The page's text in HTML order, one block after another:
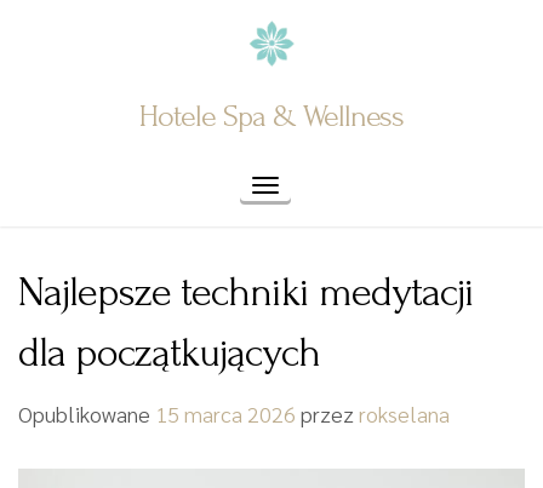
Hotele Spa & Wellness
Toggle navigation
Najlepsze techniki medytacji
dla początkujących
Opublikowane 15 marca 2026 przez rokselana